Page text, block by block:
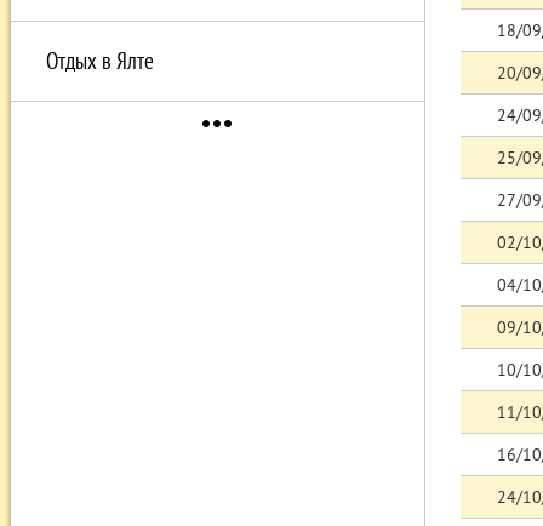
Отдых в Ялте
more_horiz
18/
20/
24/
25/
27/
02/
04/
09/
10/
11/
16/
24/